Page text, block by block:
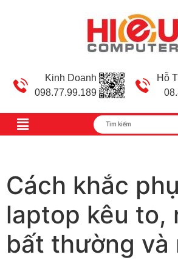
Kinh Doanh
098.77.99.189
Hỗ
Cách khắc
laptop kêu to,
bất thường và